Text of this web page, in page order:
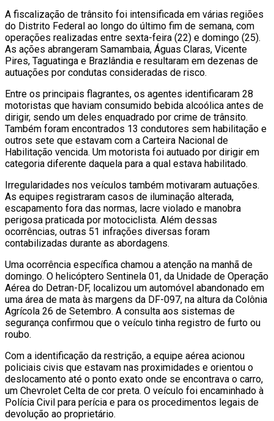
A fiscalização de trânsito foi intensificada em várias regiões
do Distrito Federal ao longo do último fim de semana, com
operações realizadas entre sexta-feira (22) e domingo (25).
As ações abrangeram Samambaia, Águas Claras, Vicente
Pires, Taguatinga e Brazlândia e resultaram em dezenas de
autuações por condutas consideradas de risco.
Entre os principais flagrantes, os agentes identificaram 28
motoristas que haviam consumido bebida alcoólica antes de
dirigir, sendo um deles enquadrado por crime de trânsito.
Também foram encontrados 13 condutores sem habilitação e
outros sete que estavam com a Carteira Nacional de
Habilitação vencida. Um motorista foi autuado por dirigir em
categoria diferente daquela para a qual estava habilitado.
Irregularidades nos veículos também motivaram autuações.
As equipes registraram casos de iluminação alterada,
escapamento fora das normas, lacre violado e manobra
perigosa praticada por motociclista. Além dessas
ocorrências, outras 51 infrações diversas foram
contabilizadas durante as abordagens.
Uma ocorrência específica chamou a atenção na manhã de
domingo. O helicóptero Sentinela 01, da Unidade de Operação
Aérea do Detran-DF, localizou um automóvel abandonado em
uma área de mata às margens da DF-097, na altura da Colônia
Agrícola 26 de Setembro. A consulta aos sistemas de
segurança confirmou que o veículo tinha registro de furto ou
roubo.
Com a identificação da restrição, a equipe aérea acionou
policiais civis que estavam nas proximidades e orientou o
deslocamento até o ponto exato onde se encontrava o carro,
um Chevrolet Celta de cor preta. O veículo foi encaminhado à
Polícia Civil para perícia e para os procedimentos legais de
devolução ao proprietário.